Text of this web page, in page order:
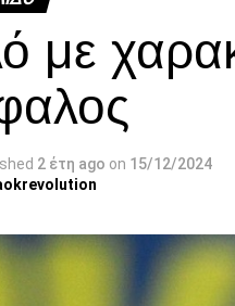
με
2 έτη ago on 15/12/2024